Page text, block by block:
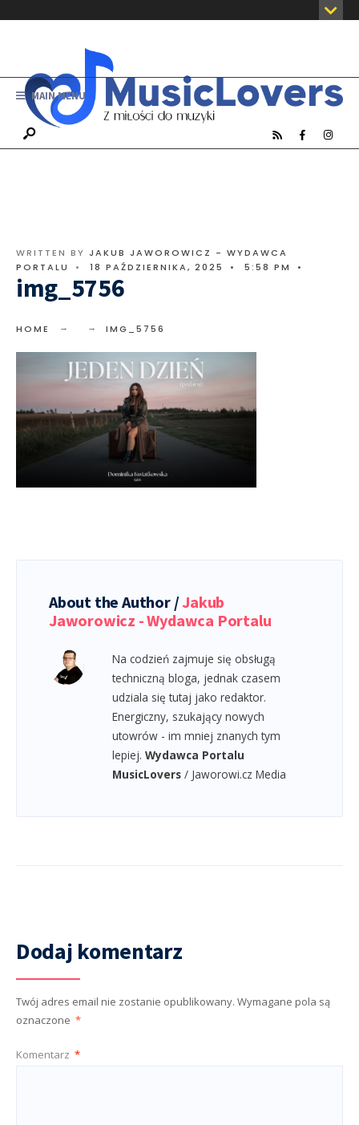
MAIN MENU
WRITTEN BY JAKUB JAWOROWICZ - WYDAWCA
PORTALU
• 18 PAŹDZIERNIKA, 2025 • 5:58 PM •
img_5756
HOME IMG_5756
About the Author /Jakub
Jaworowicz - Wydawca Portalu
Na codzień zajmuje się obsługą
techniczną bloga, jednak czasem
udziala się tutaj jako redaktor.
Energiczny, szukający nowych
utowrów - im mniej znanych tym
lepiej. Wydawca Portalu
MusicLovers / Jaworowi.cz Media
Dodaj komentarz
Twój adres email nie zostanie opublikowany. Wymagane pola są
oznaczone *
Komentarz *